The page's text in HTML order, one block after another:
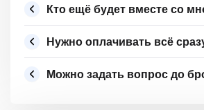
Кто ещё будет вместе со
Нужно оплачивать всё
Можно задать вопрос до